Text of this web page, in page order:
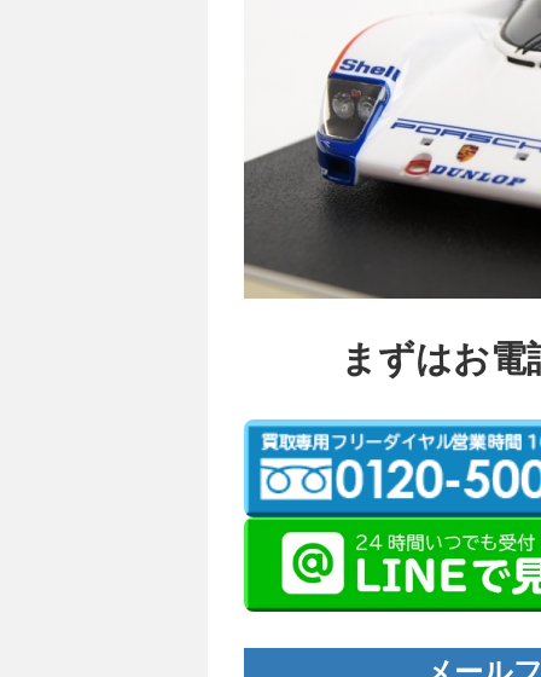
まずはお電